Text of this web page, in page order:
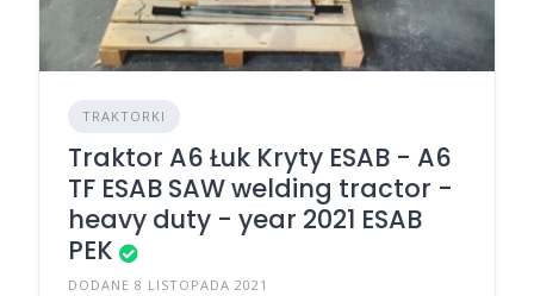
TRAKTORKI
Traktor A6 Łuk Kryty ESAB - A6
TF ESAB SAW welding tractor -
heavy duty - year 2021 ESAB
PEK
DODANE 8 LISTOPADA 2021